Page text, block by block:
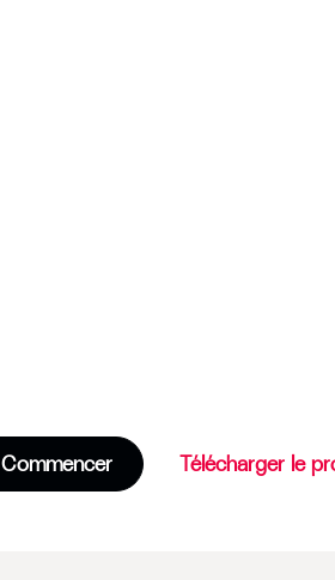
Commencer Télécharger le